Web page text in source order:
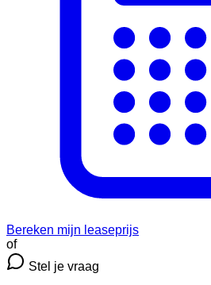
Bereken mijn leaseprijs
of
Stel je vraag